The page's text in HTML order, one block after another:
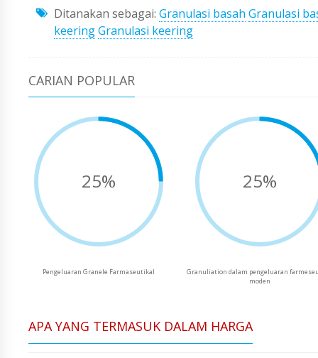
Ditanakan sebagai: Granulasi basah Granulasi
keeringGranulasi keering
CARIAN POPULAR
25%
Pengeluaran Granele Farmaseutikal
25%
Granuliation dalam pengeluaran
moden
APA YANG TERMASUK DALAM HARGA